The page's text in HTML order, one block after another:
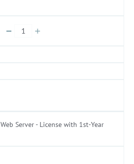
Server - License with 1st-Year